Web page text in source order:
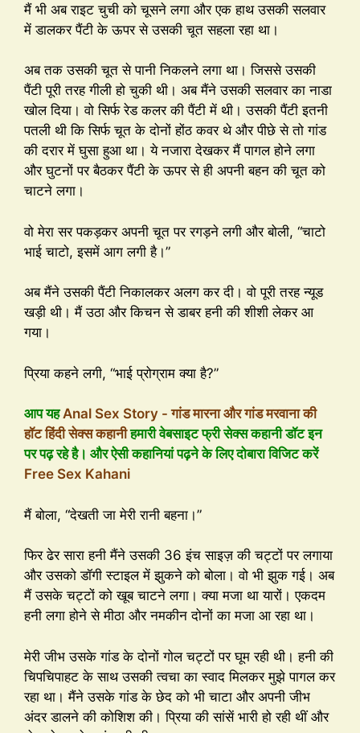
मैं भी अब राइट चुची को चूसने लगा और एक हाथ उसकी सलवार
में डालकर पैंटी के ऊपर से उसकी चूत सहला रहा था।
अब तक उसकी चूत से पानी निकलने लगा था। जिससे उसकी
पैंटी पूरी तरह गीली हो चुकी थी। अब मैंने उसकी सलवार का नाडा
खोल दिया। वो सिर्फ रेड कलर की पैंटी में थी। उसकी पैंटी इतनी
पतली थी कि सिर्फ चूत के दोनों होंठ कवर थे और पीछे से तो गांड
की दरार में घुसा हुआ था। ये नजारा देखकर मैं पागल होने लगा
और घुटनों पर बैठकर पैंटी के ऊपर से ही अपनी बहन की चूत को
चाटने लगा।
वो मेरा सर पकड़कर अपनी चूत पर रगड़ने लगी और बोली, “चाटो
भाई चाटो, इसमें आग लगी है।”
अब मैंने उसकी पैंटी निकालकर अलग कर दी। वो पूरी तरह न्यूड
खड़ी थी। मैं उठा और किचन से डाबर हनी की शीशी लेकर आ
गया।
प्रिया कहने लगी, “भाई प्रोग्राम क्या है?”
आप यहAnal Sex Story - गांड मारना और गांड मरवाना की
हॉट हिंदी सेक्स कहानीहमारी वेबसाइट फ्री सेक्स कहानी डॉट इन
पर पढ़ रहे है। और ऐसी कहानियां पढ़ने के लिए दोबारा विजिट करें
Free Sex Kahani
मैं बोला, “देखती जा मेरी रानी बहना।”
फिर ढेर सारा हनी मैंने उसकी 36 इंच साइज़ की चट्टों पर लगाया
और उसको डॉगी स्टाइल में झुकने को बोला। वो भी झुक गई। अब
मैं उसके चट्टों को खूब चाटने लगा। क्या मजा था यारों। एकदम
हनी लगा होने से मीठा और नमकीन दोनों का मजा आ रहा था।
मेरी जीभ उसके गांड के दोनों गोल चट्टों पर घूम रही थी। हनी की
चिपचिपाहट के साथ उसकी त्वचा का स्वाद मिलकर मुझे पागल कर
रहा था। मैंने उसके गांड के छेद को भी चाटा और अपनी जीभ
अंदर डालने की कोशिश की। प्रिया की सांसें भारी हो रही थीं और